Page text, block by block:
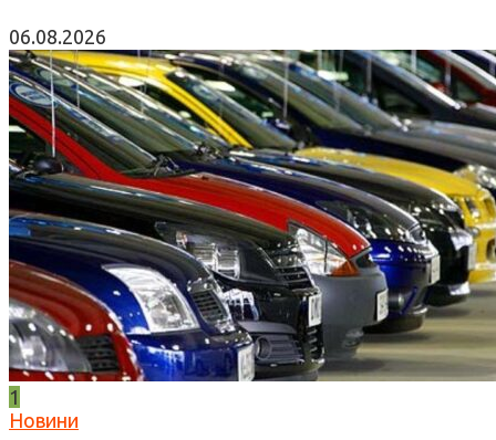
06.08.2026
1
Новини